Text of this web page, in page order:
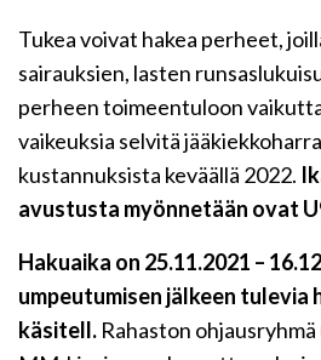
Tukea voivat hakea perheet,
sairauksien, lasten
perheen toimeentuloon
vaikeuksia selvitä
kustannuksista keväällä 2022.
avustusta myönnetään ovat
Hakuaika on 25.11.2021 –
umpeutumisen jälkeen tulevia
käsitell. Rahaston